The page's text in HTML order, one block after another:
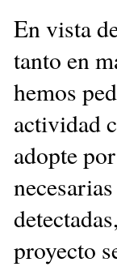
En vista
tanto en
hemos
actividad
adopte
proyecto